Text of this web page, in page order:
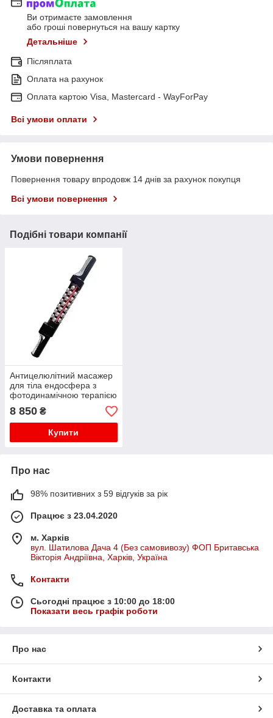
Ви отримаєте замовлення
або гроші повернуться на вашу картку
Детальніше
Післяплата
Оплата на рахунок
Оплата картою Visa, Mastercard - WayForPay
Всі умови оплати
Умови повернення
Повернення товару впродовж 14 днів за рахунок покупця
Всі умови повернення
Подібні товари компанії
Антицелюлітний масажер
для тіла ендосфера з
фотодинамічною терапією
чорний
8 850 ₴
Купити
Про нас
98% позитивних з 59 відгуків за рік
Працює з 23.04.2020
м. Харків
вул. Шатилова Дача 4 (Без самовивозу) ФОП Бритавська
Вікторія Андріївна, Харків, Україна
Контакти
Сьогодні працює з 10:00 до 18:00
Показати весь графік роботи
Про нас
Контакти
Доставка та оплата